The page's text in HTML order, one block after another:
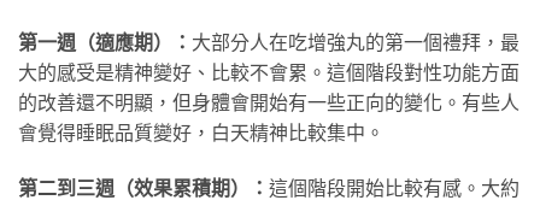
第一週（適應期）： 大部分人在吃增強丸的第一個禮拜，最
大的感受是精神變好、比較不會累。這個階段對性功能方面
的改善還不明顯，但身體會開始有一些正向的變化。有些人
會覺得睡眠品質變好，白天精神比較集中。
第二到三週（效果累積期）： 這個階段開始比較有感。大約